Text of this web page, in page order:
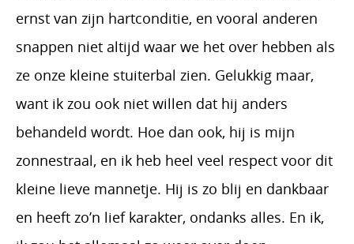
ernst van zijn hartconditie, en vooral anderen
snappen niet altijd waar we het over hebben als
ze onze kleine stuiterbal zien. Gelukkig maar,
want ik zou ook niet willen dat hij anders
behandeld wordt. Hoe dan ook, hij is mijn
zonnestraal, en ik heb heel veel respect voor dit
kleine lieve mannetje. Hij is zo blij en dankbaar
en heeft zo’n lief karakter, ondanks alles. En ik,